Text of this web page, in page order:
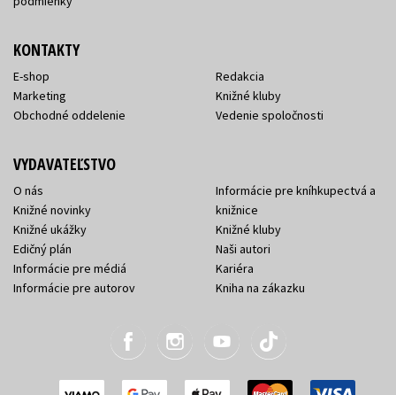
KONTAKTY
E-shop
Marketing
Obchodné oddelenie
Redakcia
Knižné kluby
Vedenie spoločnosti
VYDAVATEĽSTVO
O nás
Knižné novinky
Knižné ukážky
Edičný plán
Informácie pre médiá
Informácie pre autorov
Informácie pre kníhkupectvá a
knižnice
Knižné kluby
Naši autori
Kariéra
Kniha na zákazku